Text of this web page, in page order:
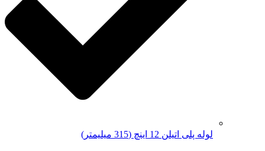
لوله پلی اتیلن 12 اینچ (315 میلیمتر)